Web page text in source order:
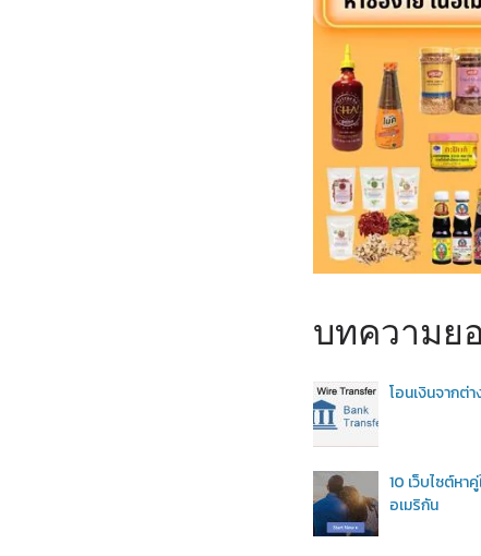
บทความย
โอนเงินจากต่
10 เว็บไซต์หา
อเมริกัน